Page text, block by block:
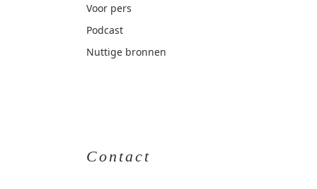
Voor pers
Podcast
Nuttige bronnen
Contact